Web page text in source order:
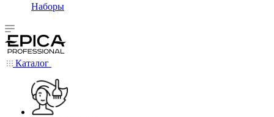
Наборы
Каталог